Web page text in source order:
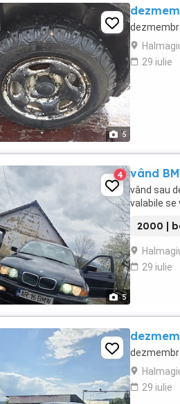
5
29 iulie
5
4 vând
vând sau
valabile se
2000 |
29 iulie
29 iulie